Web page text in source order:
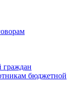
граждан
бюджетной